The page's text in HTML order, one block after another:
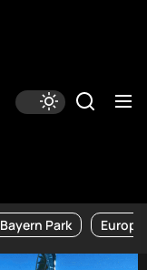
Bayern Park Europa